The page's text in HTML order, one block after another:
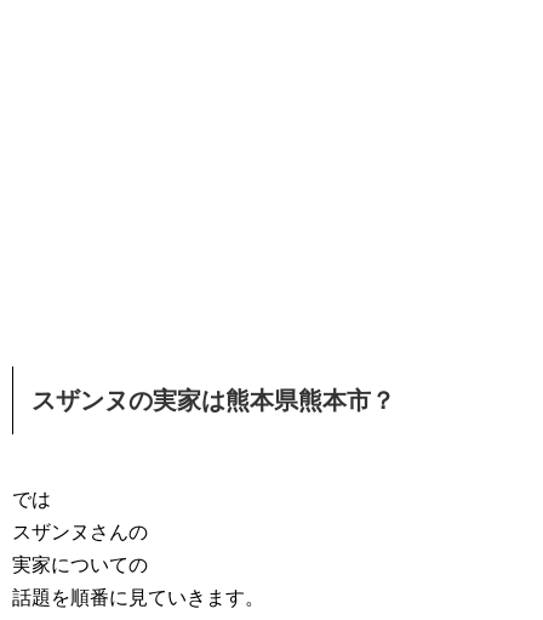
スザンヌの実家は熊本県熊本市？
では
スザンヌさんの
実家についての
話題を順番に見ていきます。